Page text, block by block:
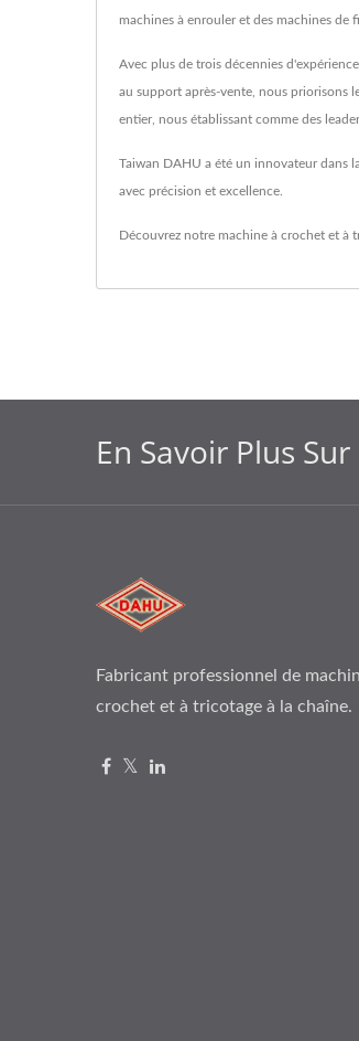
machines à enrouler et des machines
Avec plus de trois décennies
au support après-vente, nous priorisons
entier, nous établissant comme des
Taiwan DAHU a été un innovateur dans
avec précision et excellence.
Découvrez notre machine à crochet et à
En Savoir Plus
Fabricant professionnel de
crochet et à tricotage à la chaîne.